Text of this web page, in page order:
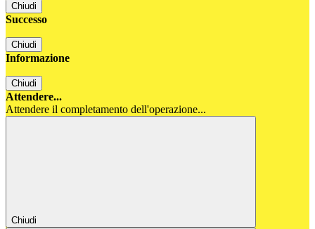
Chiudi
Successo
Chiudi
Informazione
Chiudi
Attendere...
Attendere il completamento dell'operazione...
Chiudi